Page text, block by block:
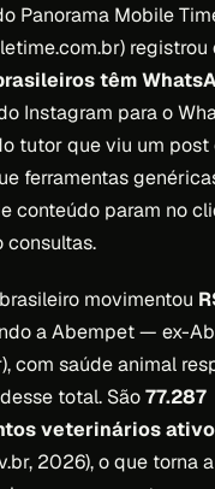
Panorama Mobile
registrou
têm
Instagram para o
tutor que viu um post
ferramentas
conteúdo param no
consultas.
movimentou
a Abempet — ex-
com saúde animal
total. São77.287
veterinários
2026), o que torna